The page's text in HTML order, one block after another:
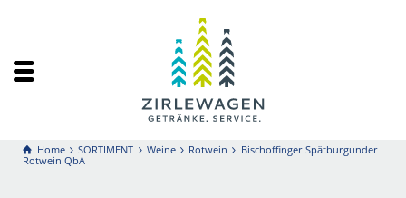
Home SORTIMENT Weine Rotwein
Bischoffinger Spätburgunder
Rotwein QbA